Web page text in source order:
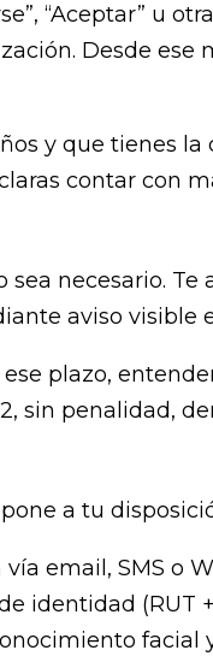
“Aceptar” u
Desde
y que tienes
contar con
necesario.
aviso visible
plazo,
sin penalidad,
a tu
email, SMS o
identidad (RUT
facial